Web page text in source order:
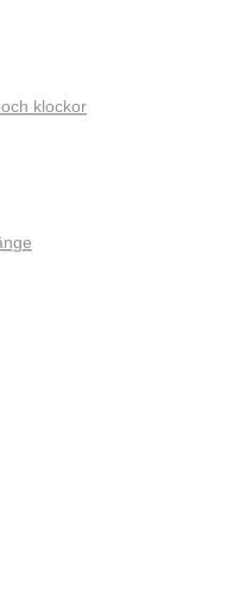
klockor